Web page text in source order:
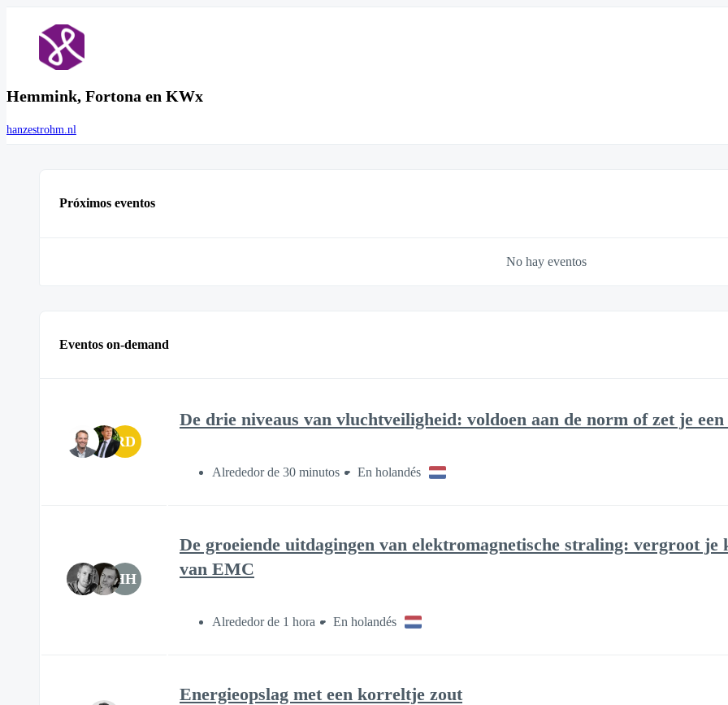
Hemmink, Fortona en KWx
hanzestrohm.nl
Próximos eventos
No hay eventos
Eventos on-demand
RD
De drie niveaus van vluchtveiligheid: voldoen aan de norm of zet je
Alrededor de 30 minutos En holandés
HH
De groeiende uitdagingen van elektromagnetische straling: vergroot je
van EMC
Alrededor de 1 hora En holandés
Energieopslag met een korreltje zout